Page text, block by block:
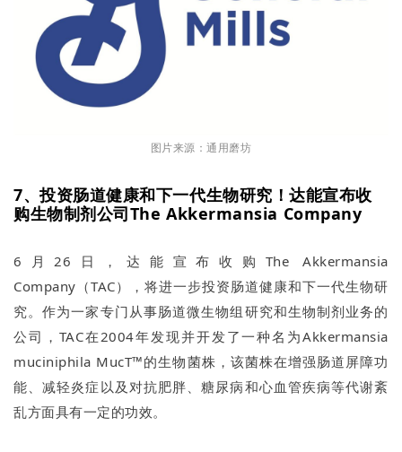
图片来源：通用磨坊
7、投资肠道健康和下一代生物研究！达能宣布收
购生物制剂公司The Akkermansia Company
6月26日，达能宣布收购The Akkermansia
Company（TAC），将进一步投资肠道健康和下一代生物研
究。作为一家专门从事肠道微生物组研究和生物制剂业务的
公司，TAC在2004年发现并开发了一种名为Akkermansia
muciniphila MucT™的生物菌株，该菌株在增强肠道屏障功
能、减轻炎症以及对抗肥胖、糖尿病和心血管疾病等代谢紊
乱方面具有一定的功效。